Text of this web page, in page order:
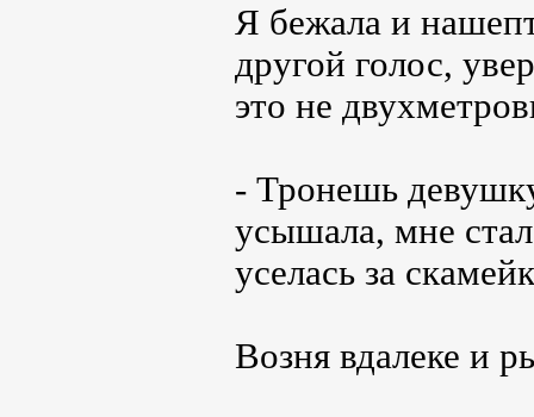
Я бежала и
другой голос,
это не
- Тронешь
усышала, мне
уселась за
Возня вдалеке и